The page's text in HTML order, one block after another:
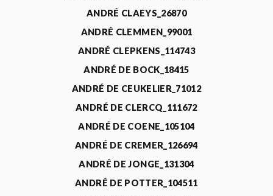
ANDRÉ CLAEYS_26870
ANDRÉ CLEMMEN_99001
ANDRÉ CLEPKENS_114743
ANDRÉ DE BOCK_18415
ANDRÉ DE CEUKELIER_71012
ANDRÉ DE CLERCQ_111672
ANDRÉ DE COENE_105104
ANDRÉ DE CREMER_126694
ANDRÉ DE JONGE_131304
ANDRÉ DE POTTER_104511